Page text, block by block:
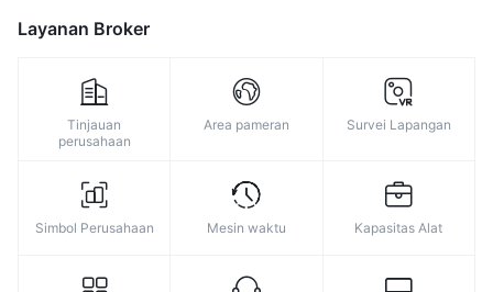
Layanan Broker
Tinjauan
perusahaan
Area pameran Survei Lapangan
Simbol Perusahaan Mesin waktu Kapasitas Alat